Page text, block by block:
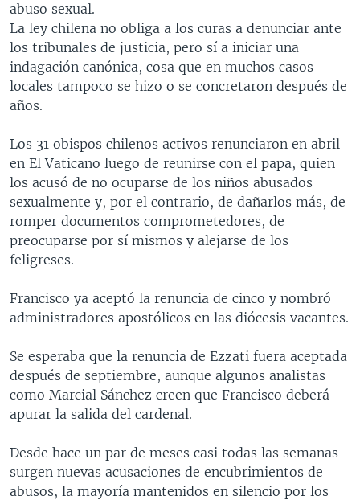
abuso sexual.
La ley chilena no obliga a los curas a denunciar ante
los tribunales de justicia, pero sí a iniciar una
indagación canónica, cosa que en muchos casos
locales tampoco se hizo o se concretaron después de
años.
Los 31 obispos chilenos activos renunciaron en abril
en El Vaticano luego de reunirse con el papa, quien
los acusó de no ocuparse de los niños abusados
sexualmente y, por el contrario, de dañarlos más, de
romper documentos comprometedores, de
preocuparse por sí mismos y alejarse de los
feligreses.
Francisco ya aceptó la renuncia de cinco y nombró
administradores apostólicos en las diócesis vacantes.
Se esperaba que la renuncia de Ezzati fuera aceptada
después de septiembre, aunque algunos analistas
como Marcial Sánchez creen que Francisco deberá
apurar la salida del cardenal.
Desde hace un par de meses casi todas las semanas
surgen nuevas acusaciones de encubrimientos de
abusos, la mayoría mantenidos en silencio por los